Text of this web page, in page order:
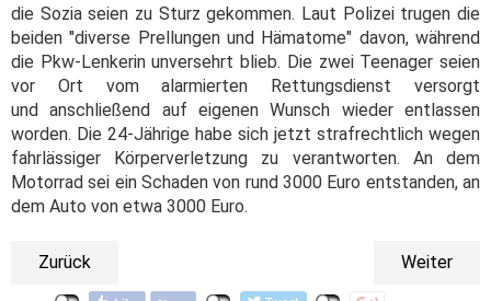
die Sozia seien zu Sturz gekommen. Laut Polizei trugen die
beiden "diverse Prellungen und Hämatome" davon, während
die Pkw-Lenkerin unversehrt blieb. Die zwei Teenager seien
vor Ort vom alarmierten Rettungsdienst versorgt
und anschließend auf eigenen Wunsch wieder entlassen
worden. Die 24-Jährige habe sich jetzt strafrechtlich wegen
fahrlässiger Körperverletzung zu verantworten. An dem
Motorrad sei ein Schaden von rund 3000 Euro entstanden, an
dem Auto von etwa 3000 Euro.
Zurück Weiter